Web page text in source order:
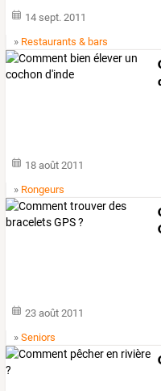
14 sept. 2011
» Restaurants & bars
18 août 2011
» Rongeurs
23 août 2011
»Seniors